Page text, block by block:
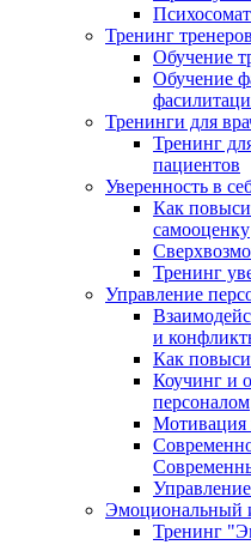
Тренинг тренеров
Обучение
Обучение
Тренинги для
Тренинг
пациентов
Уверенность в
Как
самооценку
Тренинг
Управление
и
Как
Коучинг и
персоналом
Мотивация
Эмоциональный
Тренинг